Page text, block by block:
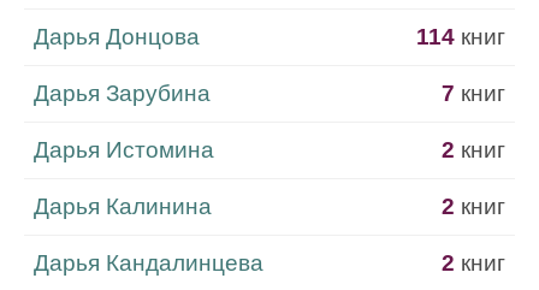
Дарья Донцова 114 книг
Дарья Зарубина 7 книг
Дарья Истомина 2 книг
Дарья Калинина 2 книг
Дарья Кандалинцева 2 книг